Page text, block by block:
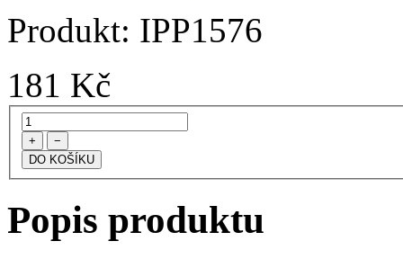
Produkt: IPP1576
181 Kč
+ −
Popis produktu